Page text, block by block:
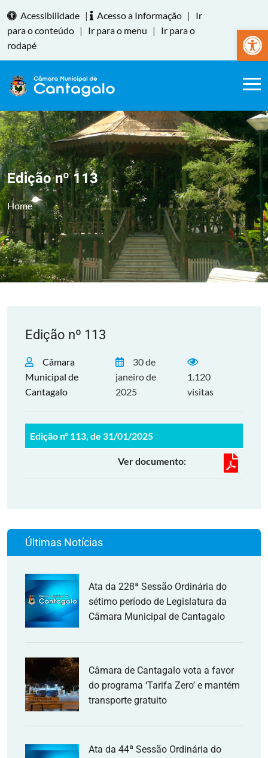
Abrir
Acessibilidade | Acesso a Informação |
Ir
para o conteúdo | Ir para o menu |
Ir para o
rodapé
Edição nº 113
Home
Edição nº 113
Câmara
Municipal de
Cantagalo
30 de
janeiro de
2025
1.120
visitas
Edição nº 113, de 31/01/2025
Ver documento:
Últimas Notícias
Ata da 228ª Sessão Ordinária do
sétimo período de Legislatura da
Câmara Municipal de Cantagalo
Câmara de Cantagalo vota a favor
do programa ‘Tarifa Zero’ e mantém
transporte gratuito
Ata da 44ª Sessão Ordinária do